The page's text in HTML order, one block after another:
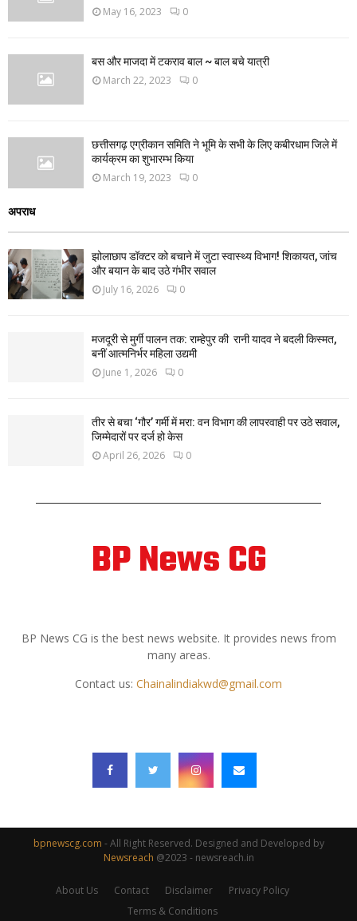
May 16, 2023 0
बस और माजदा में टकराव बाल ~ बाल बचे यात्री
March 22, 2023 0
छत्तीसगढ़ एग्रीकान समिति ने भूमि के सभी के लिए कबीरधाम जिले में
कार्यक्रम का शुभारम्भ किया
March 19, 2023 0
अपराध
झोलाछाप डॉक्टर को बचाने में जुटा स्वास्थ्य विभाग! शिकायत, जांच
और बयान के बाद उठे गंभीर सवाल
July 16, 2026 0
मजदूरी से मुर्गी पालन तक: राम्हेपुर की रानी यादव ने बदली किस्मत,
बनीं आत्मनिर्भर महिला उद्यमी
June 1, 2026 0
तीर से बचा ‘गौर’ गर्मी में मरा: वन विभाग की लापरवाही पर उठे सवाल,
जिम्मेदारों पर दर्ज हो केस
April 26, 2026 0
BP News CG
BP News CG is the best news website. It provides news from
many areas.
Contact us: Chainalindiakwd@gmail.com
bpnewscg.com - All Right Reserved. Designed and Developed by
Newsreach @2023 - newsreach.in
About Us Contact Disclaimer
Privacy Policy
Terms & Conditions